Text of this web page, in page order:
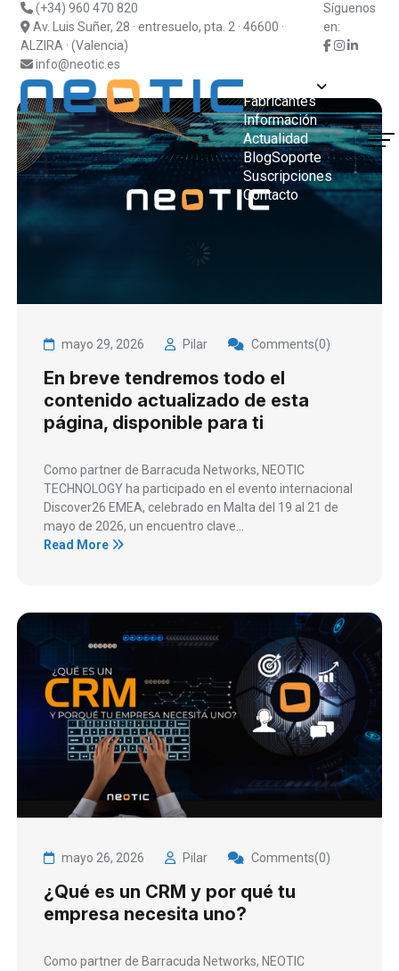
(+34) 960 470 820
Av. Luis Suñer, 28 · entresuelo, pta. 2 · 46600 ·
ALZIRA · (Valencia)
info@neotic.es
Síguenos
en:
Fabricantes
Información
Actualidad
BlogSoporte
Suscripciones
Contacto
mayo 29, 2026 Pilar Comments(0)
En breve tendremos todo el
contenido actualizado de esta
página, disponible para ti
Como partner de Barracuda Networks, NEOTIC
TECHNOLOGY ha participado en el evento internacional
Discover26 EMEA, celebrado en Malta del 19 al 21 de
mayo de 2026, un encuentro clave...
Read More
mayo 26, 2026 Pilar Comments(0)
¿Qué es un CRM y por qué tu
empresa necesita uno?
Como partner de Barracuda Networks, NEOTIC